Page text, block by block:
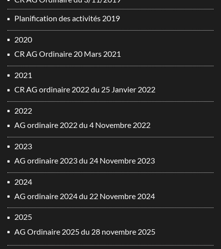
Planification des activités 2019
2020
CR AG Ordinaire 20 Mars 2021
2021
CR AG ordinaire 2022 du 25 Janvier 2022
2022
AG ordinaire 2022 du 4 Novembre 2022
2023
AG ordinaire 2023 du 24 Novembre 2023
2024
AG ordinaire 2024 du 22 Novembre 2024
2025
AG Ordinaire 2025 du 28 novembre 2025